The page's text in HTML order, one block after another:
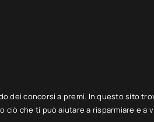
dei concorsi a premi. In questo sito
che ti può aiutare a risparmiare e a